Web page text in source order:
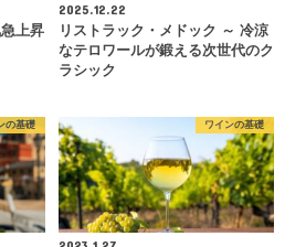
上昇
2025.12.22
リストラック・メドック ～ 冷涼
なテロワールが鍛える次世代のク
ラシック
の基礎 ワインの基礎